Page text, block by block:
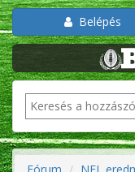
Belépés